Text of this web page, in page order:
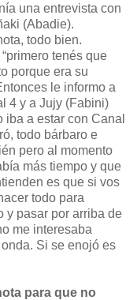
una entrevista con
(Abadie).
todo bien.
tenés que
porque era su
le informo a
4 y a Jujy (Fabini)
a estar con Canal
todo bárbaro e
pero al momento
más tiempo y que
es que si vos
todo para
y pasar por arriba de
me interesaba
Si se enojó es
para que no